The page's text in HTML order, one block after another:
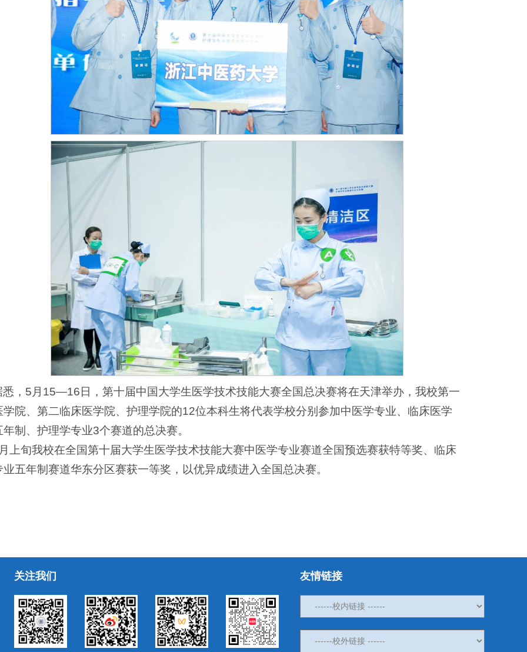
悉，5月15—16日，第十届中国大学生医学技术技能大赛全国总决赛将在天津举办，我校第一
学院、第二临床医学院、护理学院的12位本科生将代表学校分别参加中医学专业、临床医学
制、护理学专业3个赛道的总决赛。
上旬我校在全国第十届大学生医学技术技能大赛中医学专业赛道全国预选赛获特等奖、临床
业五年制赛道华东分区赛获一等奖，以优异成绩进入全国总决赛。
关注我们 友情链接